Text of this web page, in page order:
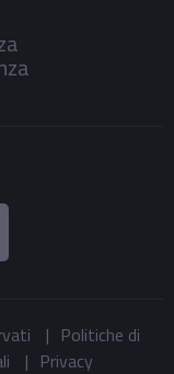
| Politiche di
| Privacy